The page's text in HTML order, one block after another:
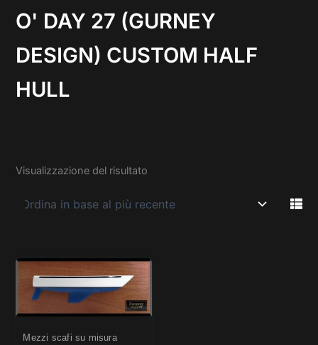
O' DAY 27 (GURNEY
DESIGN) CUSTOM HALF
HULL
Visualizzazione del risultato
Mezzi scafi su misura